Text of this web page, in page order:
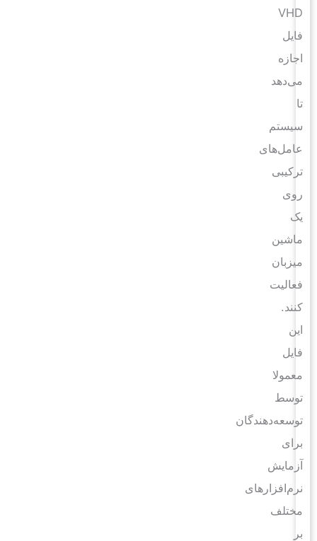
VHD
فایل
اجازه
می‌دهد
سیستم
عامل‌های
ترکیبی
روی
ماشین
میزبان
فعالیت
کنند.
فایل
معمولا
توسط
توسعه‌دهندگان
برای
آزمایش
نرم‌افزارهای
مختلف